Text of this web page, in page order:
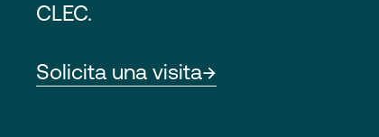
CLEC.
Solicita una visita